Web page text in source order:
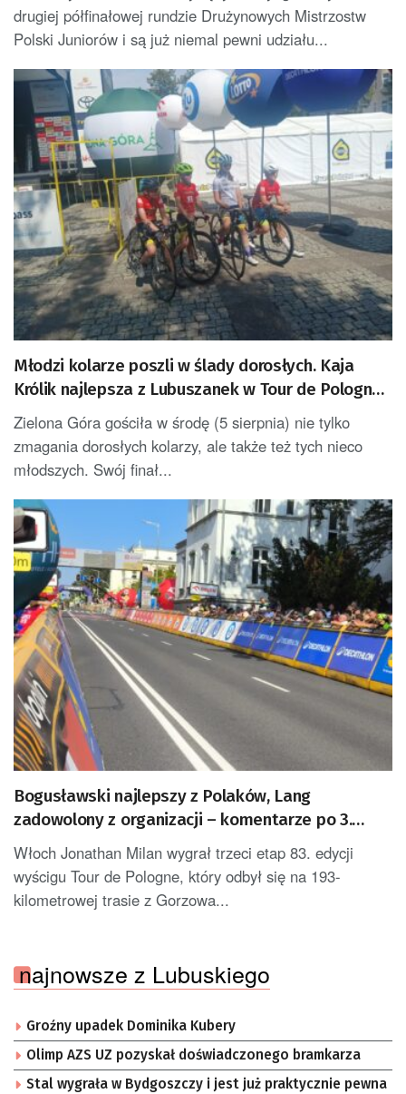
drugiej półfinałowej rundzie Drużynowych Mistrzostw
Polski Juniorów i są już niemal pewni udziału...
Młodzi kolarze poszli w ślady dorosłych. Kaja
Królik najlepsza z Lubuszanek w Tour de Pologne
Junior
Zielona Góra gościła w środę (5 sierpnia) nie tylko
zmagania dorosłych kolarzy, ale także też tych nieco
młodszych. Swój finał...
Bogusławski najlepszy z Polaków, Lang
zadowolony z organizacji – komentarze po 3.
etapie Tour de Pologne
Włoch Jonathan Milan wygrał trzeci etap 83. edycji
wyścigu Tour de Pologne, który odbył się na 193-
kilometrowej trasie z Gorzowa...
najnowsze z Lubuskiego
Groźny upadek Dominika Kubery
Olimp AZS UZ pozyskał doświadczonego bramkarza
Stal wygrała w Bydgoszczy i jest już praktycznie pewna